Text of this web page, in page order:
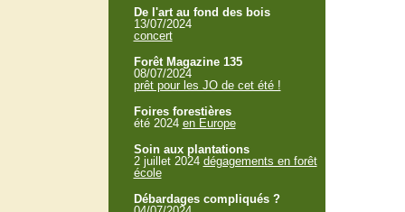
De l'art au fond des bois
13/07/2024
concert
Forêt Magazine 135
08/07/2024
prêt pour les JO de cet été !
Foires forestières
été 2024 en Europe
Soin aux plantations
2 juillet 2024 dégagements en forêt
école
Débardages compliqués ?